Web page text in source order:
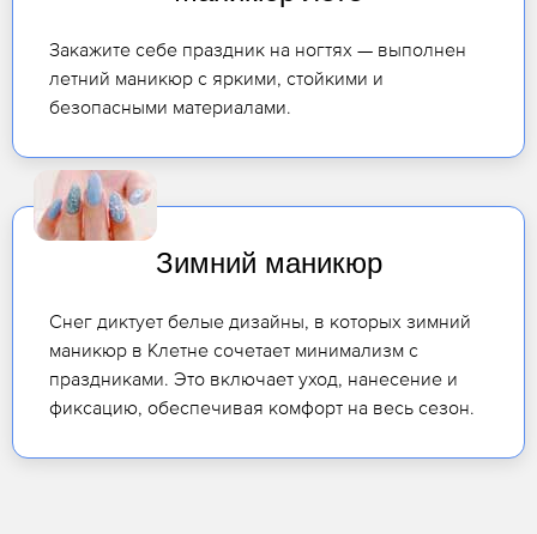
Закажите себе праздник на ногтях — выполнен
летний маникюр с яркими, стойкими и
безопасными материалами.
Зимний маникюр
Снег диктует белые дизайны, в которых зимний
маникюр в Клетне сочетает минимализм с
праздниками. Это включает уход, нанесение и
фиксацию, обеспечивая комфорт на весь сезон.